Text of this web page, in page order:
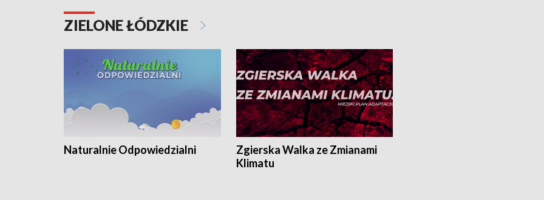
ZIELONE ŁÓDZKIE
Naturalnie Odpowiedzialni
Zgierska Walka ze Zmianami
Klimatu